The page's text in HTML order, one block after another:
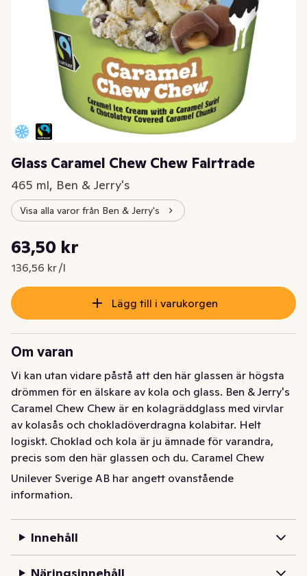
Glass Caramel Chew Chew Fairtrade
465 ml, Ben & Jerry's
Visa alla varor från Ben & Jerry's
Nuvarande pris är: 63,50 kr
63,50 kr
136,56 kr /l
Styckpris: 136,56 kr /l
Lägg till i varukorgen
Om varan
Vi kan utan vidare påstå att den här glassen är högsta
drömmen för en älskare av kola och glass. Ben & Jerry's
Caramel Chew Chew är en kolagräddglass med virvlar
av kolasås och chokladöverdragna kolabitar. Helt
logiskt. Choklad och kola är ju ämnade för varandra,
precis som den här glassen och du. Caramel Chew
Chew uppfyller alla dina kolafantasier, och några till. Så
ta en sked och följ med på en smakupplevelse på en helt
och kola. Glöm bara inte att behålla kylan mitt i all
glädje. Ben & Jerry's Caramel Chew Chew ska förvaras
vid -18°C eller kallare. Brrra. Då vet du vad som behövs
för att glassen ska trivas.
Unilever Sverige AB har angett ovanstående
information.
Innehåll